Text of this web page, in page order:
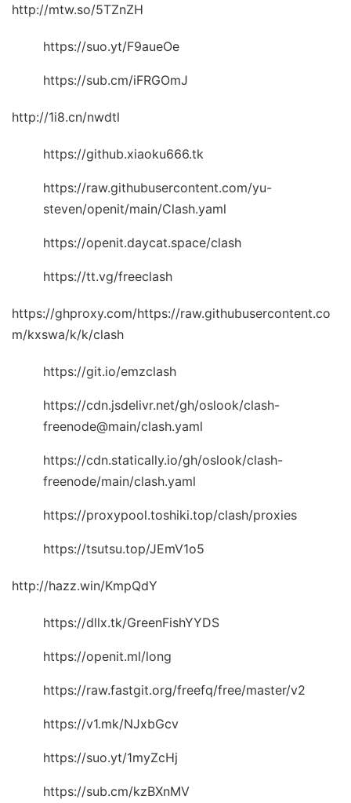
http://mtw.so/5TZnZH
https://suo.yt/F9aueOe
https://sub.cm/iFRGOmJ
http://1i8.cn/nwdtl
https://github.xiaoku666.tk
https://raw.githubusercontent.com/yu-
steven/openit/main/Clash.yaml
https://openit.daycat.space/clash
https://tt.vg/freeclash
https://ghproxy.com/https://raw.githubusercontent.co
m/kxswa/k/k/clash
https://git.io/emzclash
https://cdn.jsdelivr.net/gh/oslook/clash-
freenode@main/clash.yaml
https://cdn.statically.io/gh/oslook/clash-
freenode/main/clash.yaml
https://proxypool.toshiki.top/clash/proxies
https://tsutsu.top/JEmV1o5
http://hazz.win/KmpQdY
https://dllx.tk/GreenFishYYDS
https://openit.ml/long
https://raw.fastgit.org/freefq/free/master/v2
https://v1.mk/NJxbGcv
https://suo.yt/1myZcHj
https://sub.cm/kzBXnMV